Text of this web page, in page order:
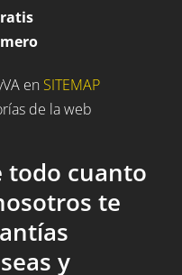
en SITEMAP
de la web
todo cuanto
te
y